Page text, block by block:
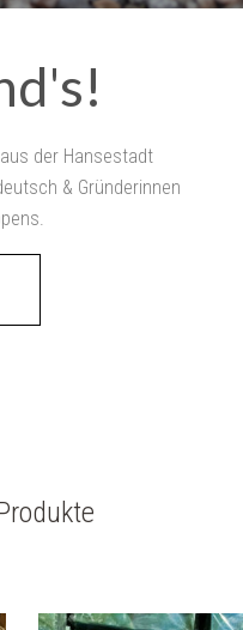
der Hansestadt
& Gründerinnen